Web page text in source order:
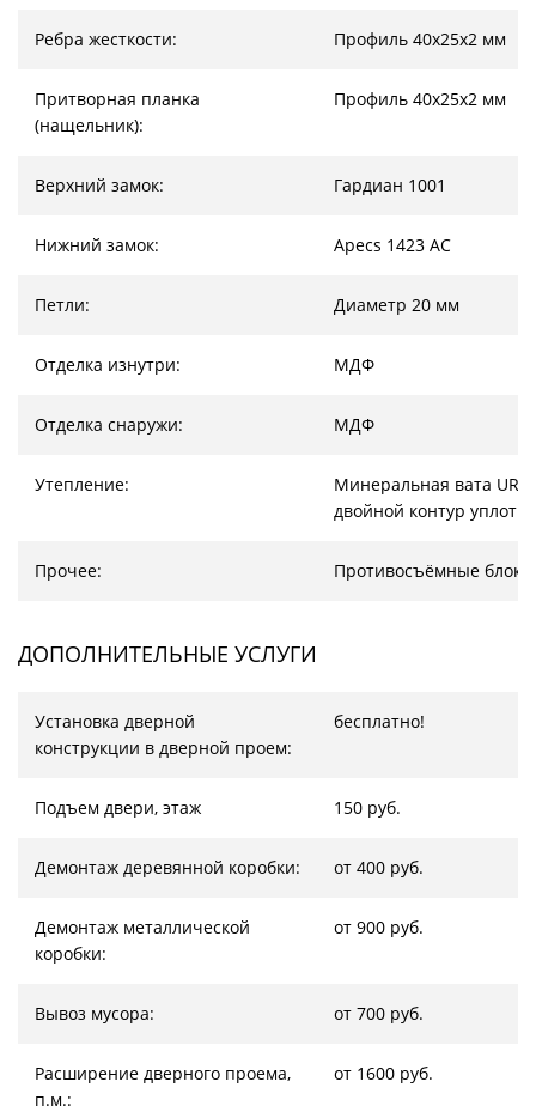
Ребра жесткости: Профиль 40х25х2 мм
Притворная планка
(нащельник):
Профиль 40х25х2 мм
Верхний замок: Гардиан 1001
Нижний замок: Apecs 1423 AC
Петли: Диаметр 20 мм
Отделка изнутри: МДФ
Отделка снаружи: МДФ
Утепление:
Минеральная вата
двойной контур
Прочее: Противосъёмные
ДОПОЛНИТЕЛЬНЫЕ УСЛУГИ
Установка дверной
конструкции в дверной проем:
бесплатно!
Подъем двери, этаж 150 руб.
Демонтаж деревянной коробки: от 400 руб.
Демонтаж металлической
коробки:
от 900 руб.
Вывоз мусора: от 700 руб.
Расширение дверного проема,
п.м.:
от 1600 руб.